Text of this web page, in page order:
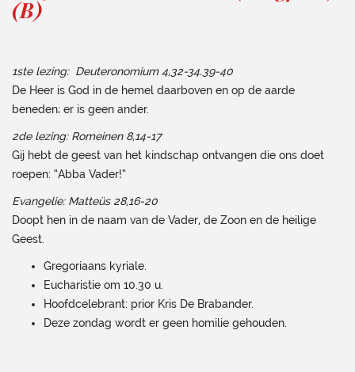
(B)
1ste lezing: Deuteronomium 4,32-34.39-40
De Heer is God in de hemel daarboven en op de aarde
beneden; er is geen ander.
2de lezing: Romeinen 8,14-17
Gij hebt de geest van het kindschap ontvangen die ons doet
roepen: “Abba Vader!”
Evangelie: Matteüs 28,16-20
Doopt hen in de naam van de Vader, de Zoon en de heilige
Geest.
Gregoriaans kyriale.
Eucharistie om 10.30 u.
Hoofdcelebrant: prior Kris De Brabander.
Deze zondag wordt er geen homilie gehouden.